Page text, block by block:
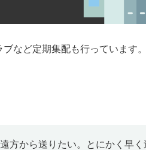
など定期集配も行っています
方から送りたい。とにかく早